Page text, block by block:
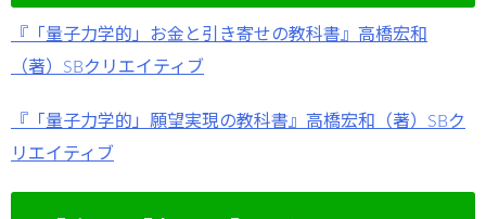
『「量子力学的」お金と引き寄せの教科書』高橋宏和
（著）SBクリエイティブ
『「量子力学的」願望実現の教科書』高橋宏和（著）SBク
リエイティブ